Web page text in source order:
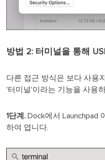
방법 2: 터미널을 통해
다른 접근 방식은 보다 사용
'터미널'이라는 기능을 사용
1단계. Dock에서 Launchpad
하여 엽니다.